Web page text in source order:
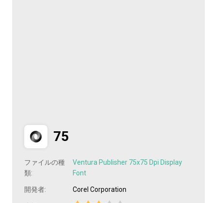
75
ファイルの種
類:
Ventura Publisher 75x75 Dpi Display
Font
開発者: Corel Corporation